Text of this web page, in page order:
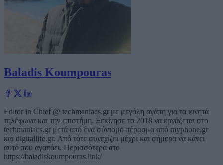
Baladis Koumpouras
Editor in Chief @ techmaniacs.gr με μεγάλη αγάπη για τα κινητά
τηλέφωνα και την επιστήμη. Ξεκίνησε το 2018 να εργάζεται στο
techmaniacs.gr μετά από ένα σύντομο πέρασμα από myphone.gr
και digitallife.gr. Από τότε συνεχίζει μέχρι και σήμερα να κάνει
αυτό που αγαπάει. Περισσότερα στο
https://baladiskoumpouras.link/